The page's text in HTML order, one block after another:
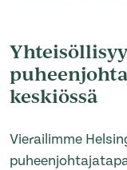
keskiössä
Vierailimme